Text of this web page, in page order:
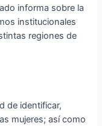
informa sobre la
institucionales
regiones de
de identificar,
mujeres; así como